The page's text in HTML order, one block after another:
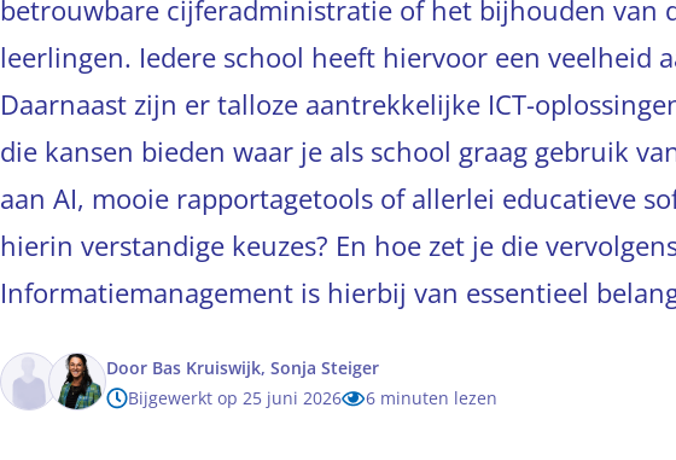
betrouwbare cijferadministratie of het bijhouden van
leerlingen. Iedere school heeft hiervoor een veelheid
Daarnaast zijn er talloze aantrekkelijke ICT-
die kansen bieden waar je als school graag gebruik
aan AI, mooie rapportagetools of allerlei educatieve
hierin verstandige keuzes? En hoe zet je die
Informatiemanagement is hierbij van essentieel
Door Bas Kruiswijk, Sonja Steiger
Bijgewerkt op 25 juni 2026
6 minuten lezen